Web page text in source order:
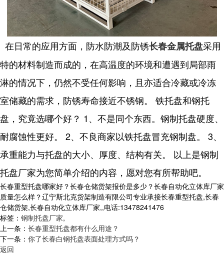
在日常的应用方面，防水防潮及防锈长春金属托盘采用
特的材料制造而成的，在高温度的环境和遭遇到局部雨
淋的情况下，仍然不受任何影响，且亦适合冷藏或冷冻
室储藏的需求，防锈寿命接近不锈钢。 铁托盘和钢托
盘，究竟选哪个好？ 1、不是同个东西。钢制托盘硬度、
耐腐蚀性更好。 2、不良商家以铁托盘冒充钢制盘。 3、
承重能力与托盘的大小、厚度、结构有关。 以上是钢制
托盘厂家为您简单介绍的内容，愿对您有所帮助吧。
长春重型托盘哪家好？长春仓储货架报价是多少？长春自动化立体库厂家
质量怎么样？辽宁斯北克货架制造有限公司专业承接长春重型托盘,长春
仓储货架,长春自动化立体库厂家,,电话:13478241476
标签： 钢制托盘厂家,
上一条： 长春重型托盘都有什么用途？
下一条： 你了长春白钢托盘表面处理方式吗？
返回